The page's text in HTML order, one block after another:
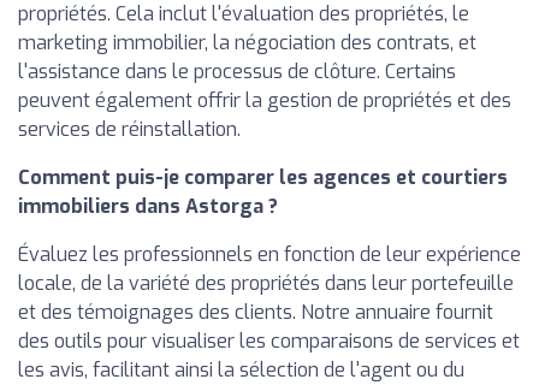
propriétés. Cela inclut l'évaluation des propriétés, le
marketing immobilier, la négociation des contrats, et
l'assistance dans le processus de clôture. Certains
peuvent également offrir la gestion de propriétés et des
services de réinstallation.
Comment puis-je comparer les agences et courtiers
immobiliers dans Astorga ?
Évaluez les professionnels en fonction de leur expérience
locale, de la variété des propriétés dans leur portefeuille
et des témoignages des clients. Notre annuaire fournit
des outils pour visualiser les comparaisons de services et
les avis, facilitant ainsi la sélection de l'agent ou du